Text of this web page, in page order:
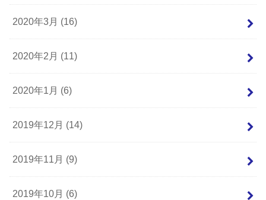
2020年3月 (16)
2020年2月 (11)
2020年1月 (6)
2019年12月 (14)
2019年11月 (9)
2019年10月 (6)